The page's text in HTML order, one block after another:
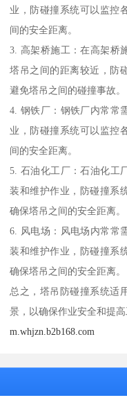
业，防碰撞系统可以监控
间的安全距离。
3. 高架桥施工：在高架桥
塔吊之间的距离较近，防
避免塔吊之间的碰撞事故。
4. 钢铁厂：钢铁厂内常常
业，防碰撞系统可以监控
间的安全距离。
5. 石油化工厂：石油化工
装和维护作业，防碰撞系
确保塔吊之间的安全距离。
6. 风电场：风电场内常常
装和维护作业，防碰撞系
确保塔吊之间的安全距离。
总之，塔吊防碰撞系统适
景，以确保作业安全和提高
m.whjzn.b2b168.com